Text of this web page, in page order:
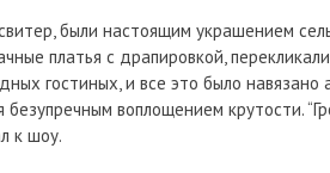
были настоящим украшением
платья с драпировкой,
гостиных, и все это было навязано
воплощением крутости.
к шоу.